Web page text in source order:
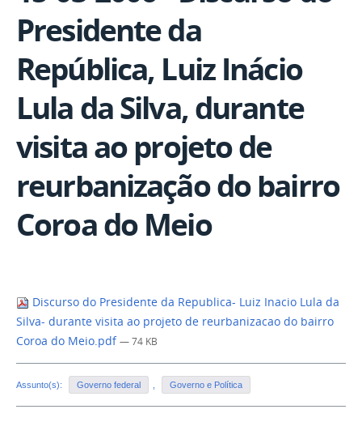
Presidente da
República, Luiz Inácio
Lula da Silva, durante
visita ao projeto de
reurbanização do bairro
Coroa do Meio
Discurso do Presidente da Republica- Luiz Inacio Lula da
Silva- durante visita ao projeto de reurbanizacao do bairro
Coroa do Meio.pdf — 74 KB
Assunto(s): Governo federal Governo e Política